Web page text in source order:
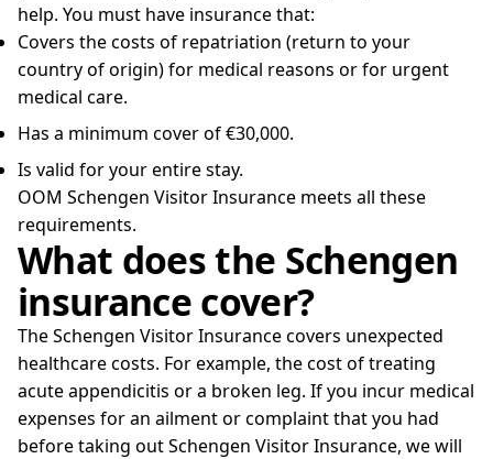
help. You must have insurance that:
Covers the costs of repatriation (return to your
country of origin) for medical reasons or for urgent
medical care.
Has a minimum cover of €30,000.
Is valid for your entire stay.
OOM Schengen Visitor Insurance meets all these
requirements.
What does the Schengen
insurance cover?
The Schengen Visitor Insurance covers unexpected
healthcare costs. For example, the cost of treating
acute appendicitis or a broken leg. If you incur medical
expenses for an ailment or complaint that you had
before taking out Schengen Visitor Insurance, we will